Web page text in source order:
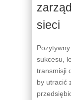
sieci
sukcesu,
transmisji
by utracić